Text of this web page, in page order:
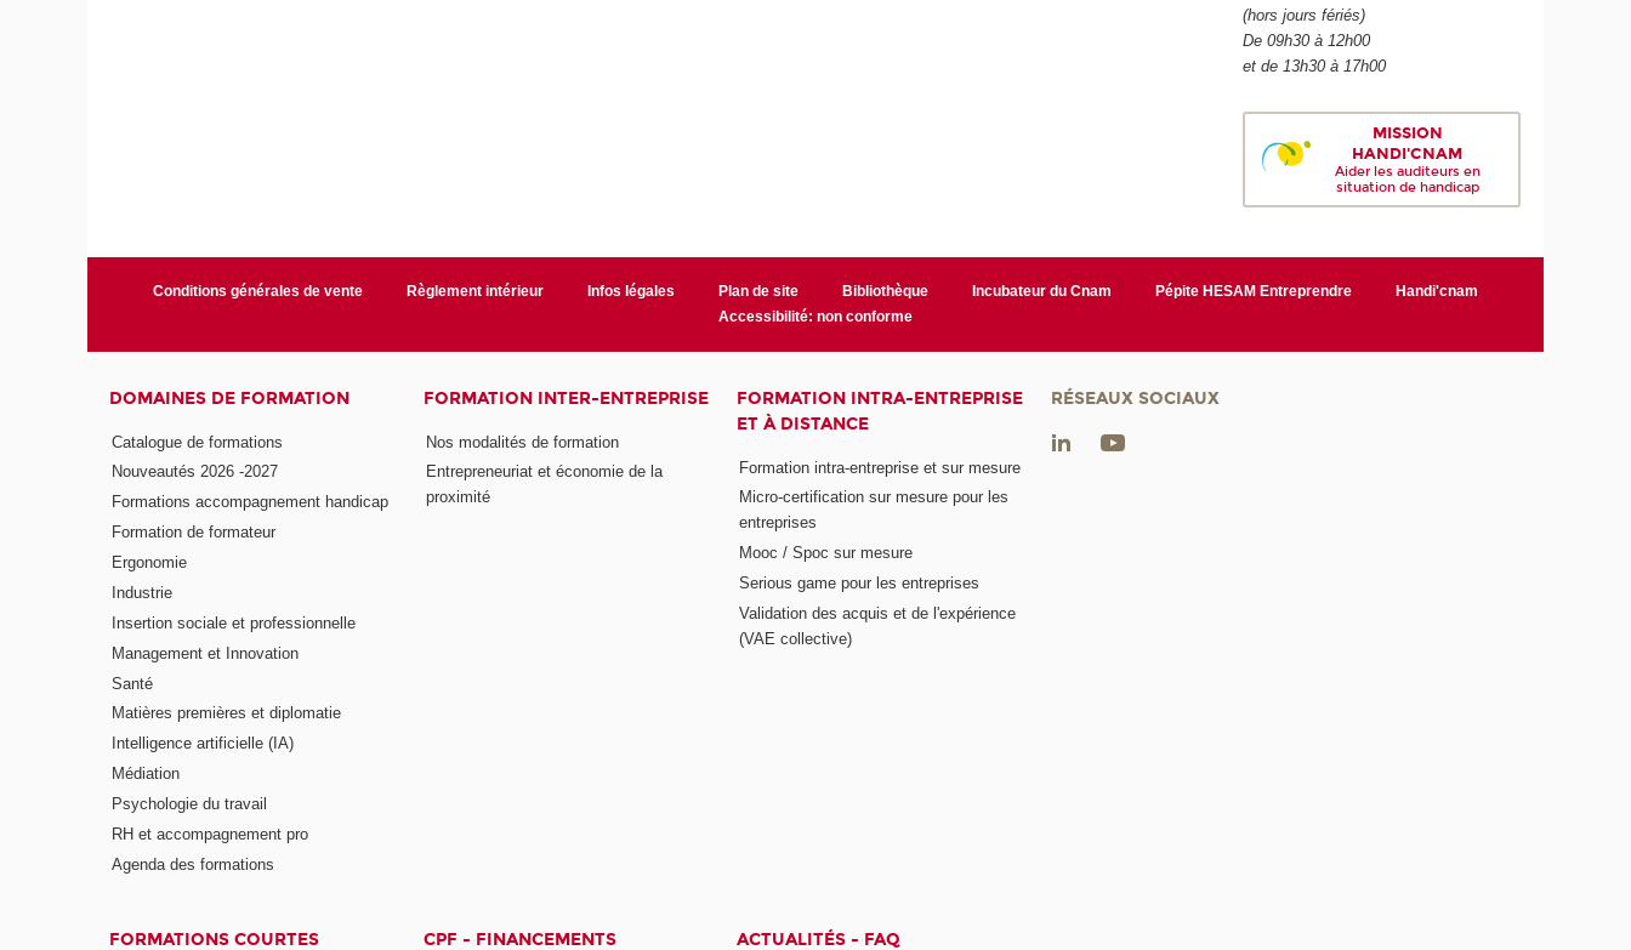
(hors jours fériés)
De 09h30 à 12h00
et de 13h30 à 17h00
MISSION
HANDI'CNAM
Aider les auditeurs en
situation de handicap
Conditions générales de vente Règlement intérieur Infos légales Plan de site Bibliothèque Incubateur du Cnam Pépite HESAM Entreprendre
Handi'cnam
Accessibilité: non conforme
DOMAINES DE FORMATION
Catalogue de formations
Nouveautés 2026 -2027
Formations accompagnement handicap
Formation de formateur
Ergonomie
Industrie
Insertion sociale et professionnelle
Management et Innovation
Santé
Matières premières et diplomatie
Intelligence artificielle (IA)
Médiation
Psychologie du travail
RH et accompagnement pro
Agenda des formations
FORMATION INTER-ENTREPRISE
Nos modalités de formation
Entrepreneuriat et économie de la
proximité
FORMATION INTRA-ENTREPRISE
ET À DISTANCE
Formation intra-entreprise et sur mesure
Micro-certification sur mesure pour les
entreprises
Mooc / Spoc sur mesure
Serious game pour les entreprises
Validation des acquis et de l'expérience
(VAE collective)
FORMATIONS COURTES CPF - FINANCEMENTS ACTUALITÉS - FAQ
RÉSEAUX SOCIAUX